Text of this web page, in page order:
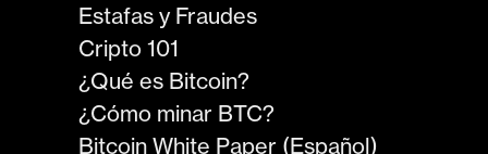
Estafas y Fraudes
Cripto 101
¿Qué es Bitcoin?
¿Cómo minar BTC?
Bitcoin White Paper (Español)